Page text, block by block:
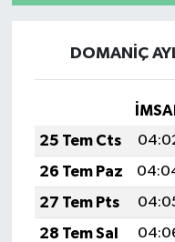
DOMANİÇ
25 Tem Cts
26 Tem Paz
27 Tem Pts
28 Tem Sal